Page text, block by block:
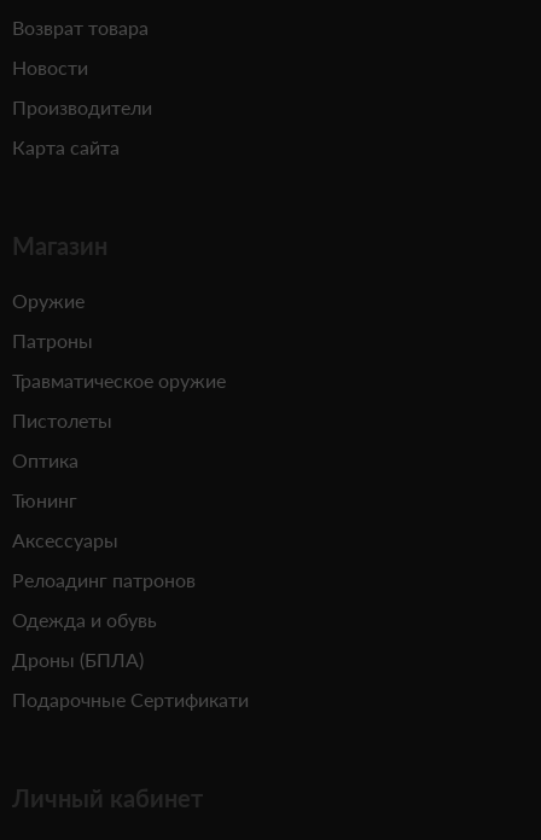
Возврат товара
Новости
Производители
Карта сайта
Магазин
Оружие
Патроны
Травматическое оружие
Пистолеты
Оптика
Тюнинг
Аксессуары
Релоадинг патронов
Одежда и обувь
Дроны (БПЛА)
Подарочные Сертификати
Личный кабинет